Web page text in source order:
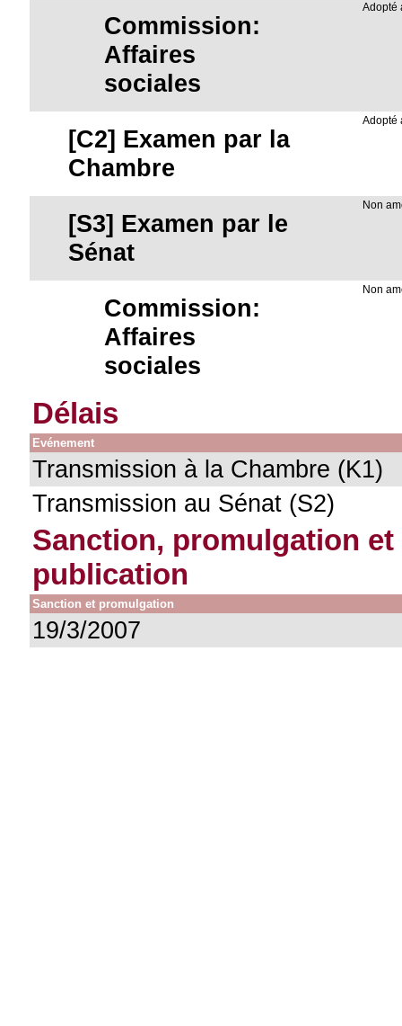
Commission:
Affaires
sociales
Adopté
[C2] Examen par la
Chambre
Adopté
[S3] Examen par le
Sénat
Non
Commission:
Affaires
sociales
Non
Délais
Evénement
Transmission à la Chambre (K1)
Transmission au Sénat (S2)
Sanction, promulgation et
publication
Sanction et promulgation
19/3/2007